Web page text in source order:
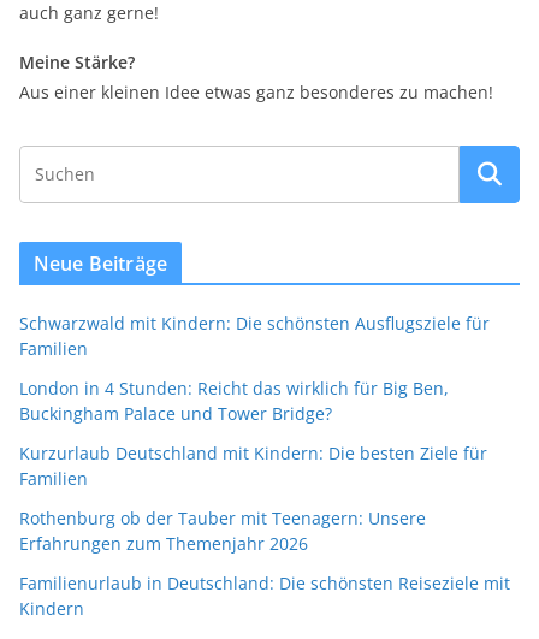
auch ganz gerne!
Meine Stärke?
Aus einer kleinen Idee etwas ganz besonderes zu machen!
Neue Beiträge
Schwarzwald mit Kindern: Die schönsten Ausflugsziele für
Familien
London in 4 Stunden: Reicht das wirklich für Big Ben,
Buckingham Palace und Tower Bridge?
Kurzurlaub Deutschland mit Kindern: Die besten Ziele für
Familien
Rothenburg ob der Tauber mit Teenagern: Unsere
Erfahrungen zum Themenjahr 2026
Familienurlaub in Deutschland: Die schönsten Reiseziele mit
Kindern